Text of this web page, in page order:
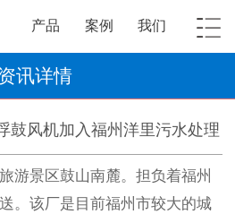
产品 案例 我们
讯详情
鼓风机加入福州洋里污水处理
游景区鼓山南麓。担负着福州
。该厂是目前福州市较大的城